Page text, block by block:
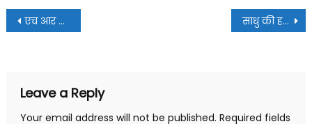
Post
navigation
एच आर डी ए का कारनामा : पार्षद के अनाधिकृत होटल का हिस्सा ध्वस्त करने की कार्रवाई सिर्फ नोटिस तक सिमटी साधु की हत्या के आरोपी नेपाली युवक को पुलिस ने किया गिरफ्तार
Leave a Reply
Your email address will not be published. Required fields